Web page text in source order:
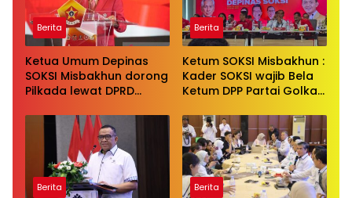
Berita
Ketua Umum Depinas
SOKSI Misbakhun dorong
Pilkada lewat DPRD
pilkada langsung
Berita
Ketum SOKSI Misbakhun :
Kader SOKSI wajib Bela
Ketum DPP Partai Golkar
Publik
Berita Berita